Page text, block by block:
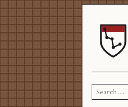
Search
for: